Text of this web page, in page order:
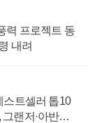
력 프로젝트 동
내려
스트셀러 톱10
랜저·아반떼